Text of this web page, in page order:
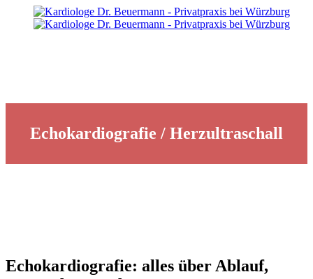
Echokardiografie / Herzultraschall
Echokardiografie: alles über Ablauf,